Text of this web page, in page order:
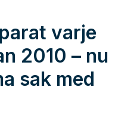
varje
2010 – nu
sak med